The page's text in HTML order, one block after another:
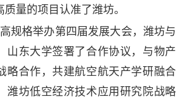
量的项目认准了潍坊。
格举办第四届发展大会，潍坊与
山东大学签署了合作协议，与物产
略合作，共建航空航天产学研融合
潍坊低空经济技术应用研究院战略